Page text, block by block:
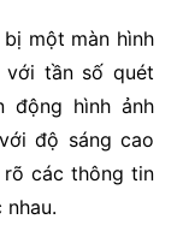
một màn hình
với tần số quét
động hình ảnh
độ sáng cao
các thông tin